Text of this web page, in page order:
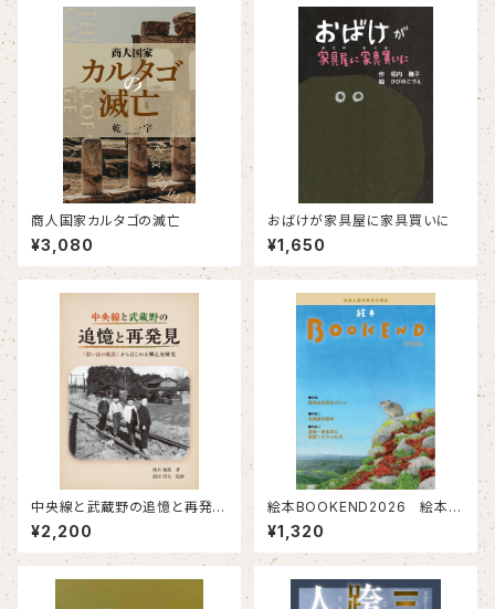
商人国家カルタゴの滅亡
¥3,080
おばけが家具屋に家具買いに
¥1,650
中央線と武蔵野の追憶と再発
見 「思い出の風景」からはじめ
る郷土史研究
¥2,200
絵本BOOKEND2026 絵本と
絵本研究の現在
¥1,320